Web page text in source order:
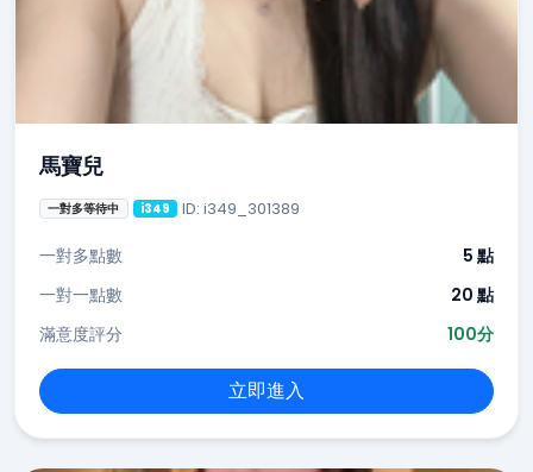
馬寶兒
一對多等待中 i349 ID: i349_301389
一對多點數
5 點
一對一點數
20 點
滿意度評分
100分
立即進入